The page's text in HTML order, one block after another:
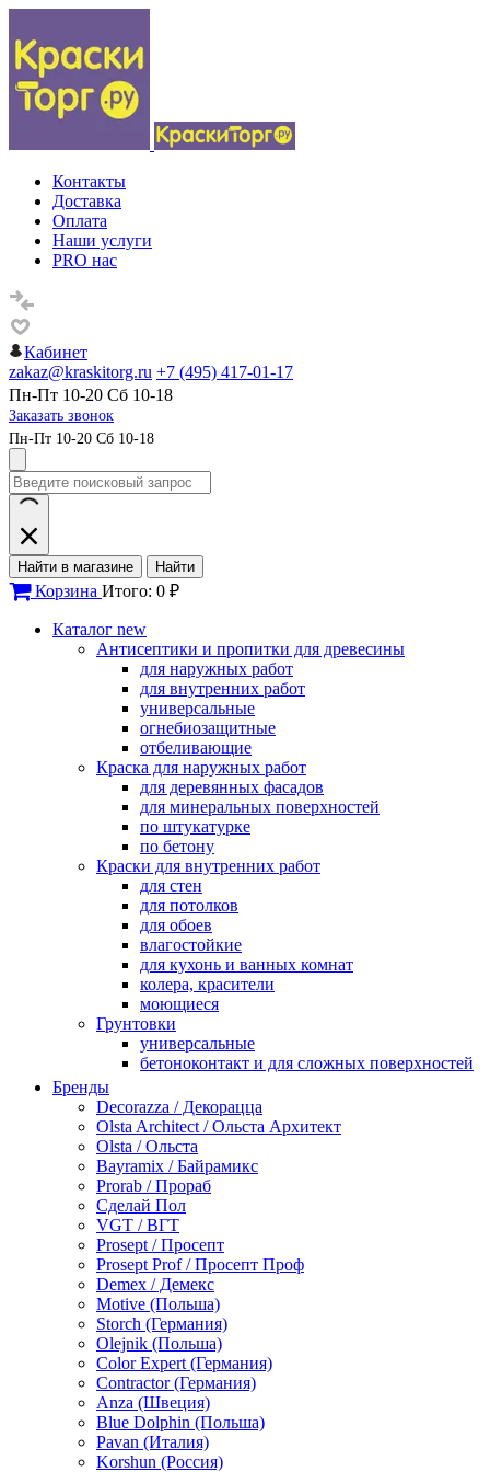
Контакты
Доставка
Оплата
Наши услуги
PRO нас
Кабинет
zakaz@kraskitorg.ru +7 (495) 417-01-17
Пн-Пт 10-20 Сб 10-18
Заказать звонок
Пн-Пт 10-20 Сб 10-18
Найти в магазине Найти
Корзина Итого: 0 ₽
Каталог new
Антисептики и пропитки для древесины
для наружных работ
для внутренних работ
универсальные
огнебиозащитные
отбеливающие
Краска для наружных работ
для деревянных фасадов
для минеральных поверхностей
по штукатурке
по бетону
Краски для внутренних работ
для стен
для потолков
для обоев
влагостойкие
для кухонь и ванных комнат
колера, красители
моющиеся
Грунтовки
универсальные
бетоноконтакт и для сложных поверхностей
по металлу
антикорозийные
под декоративные штукатурки
для гипсокартона
под штукатурку
Герметик
акриловые
силиконовые универсальные, нейтральные
силиконовые санитарные (антигрибковые)
шовные для срубов
для кровли
для каминов
полиуретановые
Декоративные штукатурки и краски
краски для декора, патина
мокрый шелк
венецианские (эффект мрамора)
песок (эффект песчаных вихрей)
декоративная шпаклевка
Бренды
Decorazza / Декорацца
Olsta Architect / Ольста Архитект
Olsta / Ольста
Bayramix / Байрамикс
Prorab / Прораб
Сделай Пол
VGT / ВГТ
Prosept / Просепт
Prosept Prof / Просепт Проф
Demex / Демекс
Motive (Польша)
Storch (Германия)
Olejnik (Польша)
Color Expert (Германия)
Contractor (Германия)
Anza (Швеция)
Blue Dolphin (Польша)
Pavan (Италия)
Korshun (Россия)